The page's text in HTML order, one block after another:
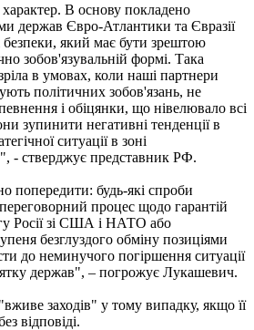
В основу покладено
держав Євро-Атлантики та Євразії
який має бути зрештою
зобов'язувальній формі. Така
в умовах, коли наші партнери
політичних зобов'язань, не
і обіцянки, що нівелювало всі
зупинити негативні тенденції в
ситуації в зоні
- стверджує представник РФ.
попередити: будь-які спроби
процес щодо гарантій
Росії зі США і НАТО або
безглуздого обміну позиціями
до неминучого погіршення ситуації
держав", – погрожує Лукашевич.
заходів" у тому випадку, якщо її
відповіді.